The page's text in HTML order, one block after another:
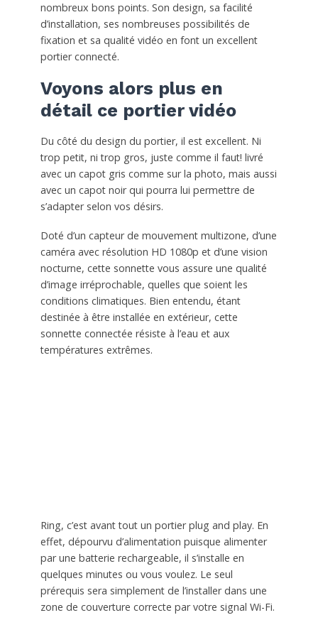
nombreux bons points. Son design, sa facilité
d’installation, ses nombreuses possibilités de
fixation et sa qualité vidéo en font un excellent
portier connecté.
Voyons alors plus en
détail ce portier vidéo
Du côté du design du portier, il est excellent. Ni
trop petit, ni trop gros, juste comme il faut! livré
avec un capot gris comme sur la photo, mais aussi
avec un capot noir qui pourra lui permettre de
s’adapter selon vos désirs.
Doté d’un capteur de mouvement multizone, d’une
caméra avec résolution HD 1080p et d’une vision
nocturne, cette sonnette vous assure une qualité
d’image irréprochable, quelles que soient les
conditions climatiques. Bien entendu, étant
destinée à être installée en extérieur, cette
sonnette connectée résiste à l’eau et aux
températures extrêmes.
Ring, c’est avant tout un portier plug and play. En
effet, dépourvu d’alimentation puisque alimenter
par une batterie rechargeable, il s’installe en
quelques minutes ou vous voulez. Le seul
prérequis sera simplement de l’installer dans une
zone de couverture correcte par votre signal Wi-Fi.